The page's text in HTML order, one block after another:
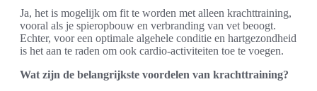
Ja, het is mogelijk om fit te worden met alleen krachttraining,
vooral als je spieropbouw en verbranding van vet beoogt.
Echter, voor een optimale algehele conditie en hartgezondheid
is het aan te raden om ook cardio-activiteiten toe te voegen.
Wat zijn de belangrijkste voordelen van krachttraining?